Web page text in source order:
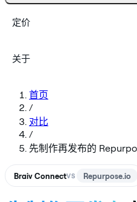
定价
关于
首页
/
对比
/
先制作再发布的
Braiv ConnectVS Repurpose.io